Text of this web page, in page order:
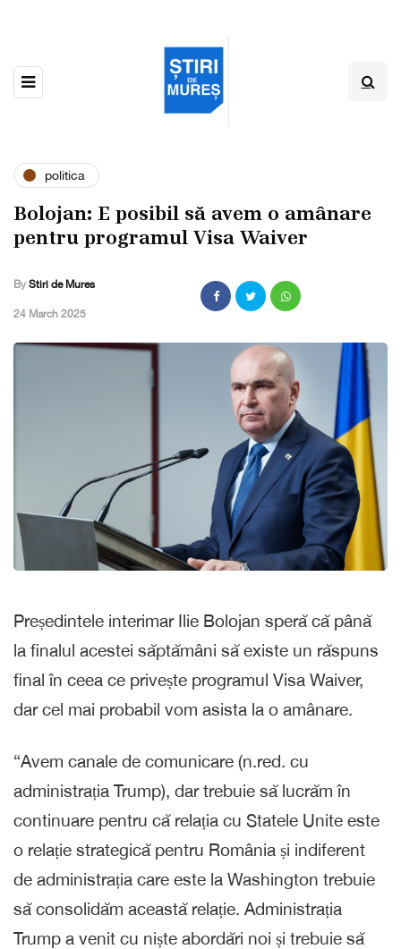
politica
Bolojan: E posibil să avem o amânare
pentru programul Visa Waiver
By Stiri de Mures
,24 March 2025
Președintele interimar Ilie Bolojan speră că până
la finalul acestei săptămâni să existe un răspuns
final în ceea ce privește programul Visa Waiver,
dar cel mai probabil vom asista la o amânare.
“Avem canale de comunicare (n.red. cu
administrația Trump), dar trebuie să lucrăm în
continuare pentru că relația cu Statele Unite este
o relație strategică pentru România și indiferent
de administrația care este la Washington trebuie
să consolidăm această relație. Administrația
Trump a venit cu niște abordări noi și trebuie să